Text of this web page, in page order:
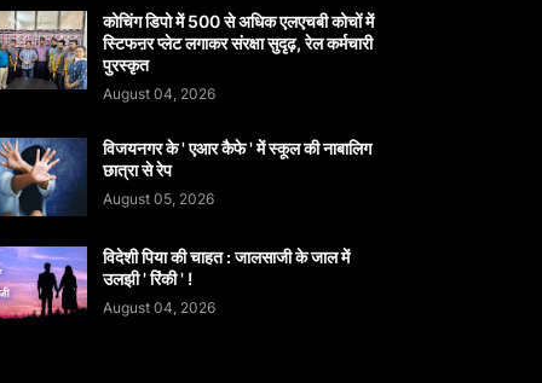
कोचिंग डिपो में 500 से अधिक एलएचबी कोचों में
स्टिफऩर प्लेट लगाकर संरक्षा सुदृढ़, रेल कर्मचारी
पुरस्कृत
August 04, 2026
विजयनगर के ' एआर कैफे ' में स्कूल की नाबालिग
छात्रा से रेप
August 05, 2026
विदेशी पिया की चाहत : जालसाजी के जाल में
उलझी ' रिंकी ' !
August 04, 2026